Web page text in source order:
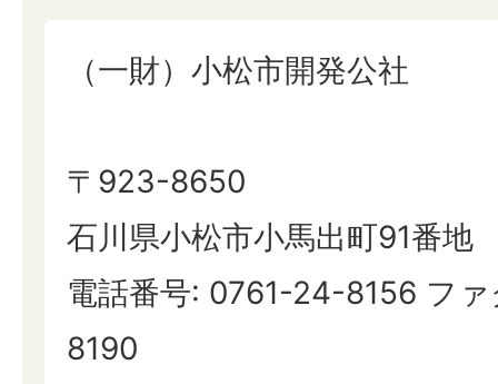
（一財）小松市開発公社
〒923-8650
石川県小松市小馬出町91番地
電話番号: 0761-24-8156 フ
8190